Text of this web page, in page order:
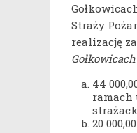
Straży
realizację
44
ramach
20